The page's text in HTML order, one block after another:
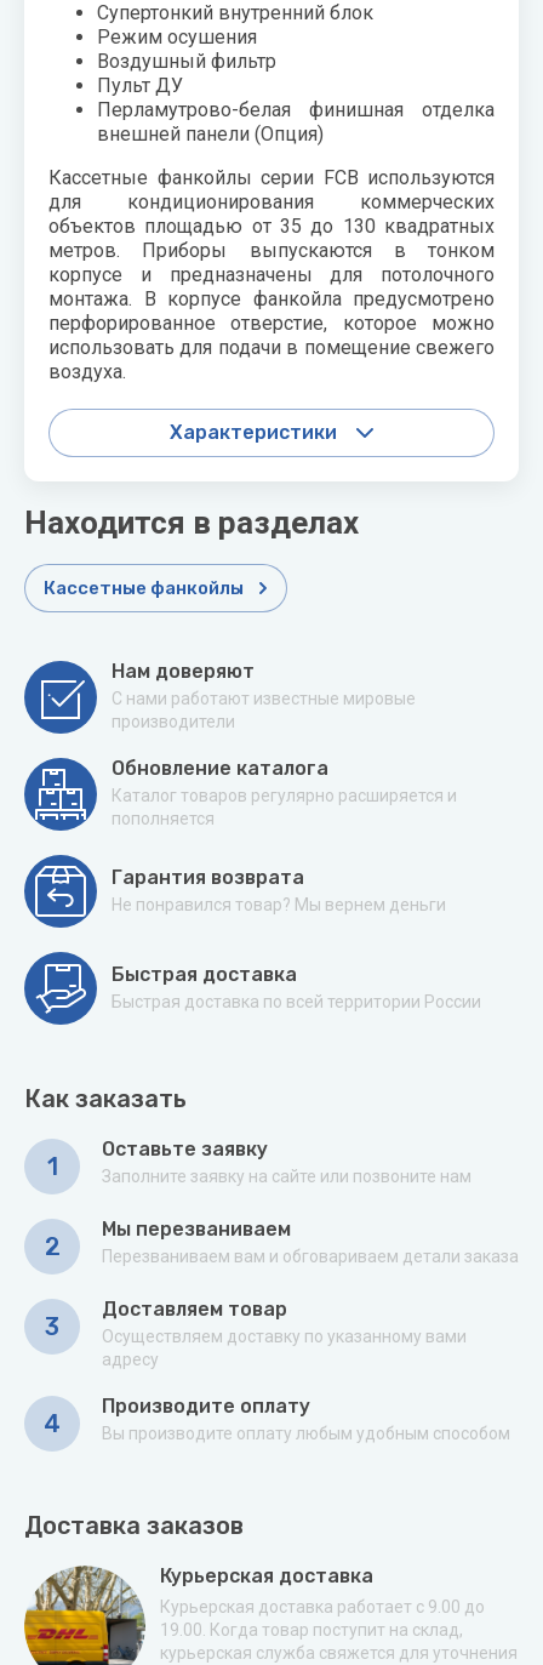
Супертонкий внутренний блок
Режим осушения
Воздушный фильтр
Пульт ДУ
Перламутрово-белая финишная отделка
внешней панели (Опция)
Кассетные фанкойлы серии FCВ используются
для кондиционирования коммерческих
объектов площадью от 35 до 130 квадратных
метров. Приборы выпускаются в тонком
корпусе и предназначены для потолочного
монтажа. В корпусе фанкойла предусмотрено
перфорированное отверстие, которое можно
использовать для подачи в помещение свежего
воздуха.
Характеристики
Находится в разделах
Кассетные фанкойлы
Нам доверяют
С нами работают известные мировые
производители
Обновление каталога
Каталог товаров регулярно расширяется и
пополняется
Гарантия возврата
Не понравился товар? Мы вернем деньги
Быстрая доставка
Быстрая доставка по всей территории России
Как заказать
1
Оставьте заявку
Заполните заявку на сайте или позвоните нам
2
Мы перезваниваем
Перезваниваем вам и обговариваем детали заказа
3
Доставляем товар
Осуществляем доставку по указанному вами
адресу
4
Производите оплату
Вы производите оплату любым удобным способом
Доставка заказов
Курьерская доставка
Курьерская доставка работает с 9.00 до
19.00. Когда товар поступит на склад,
курьерская служба свяжется для уточнения